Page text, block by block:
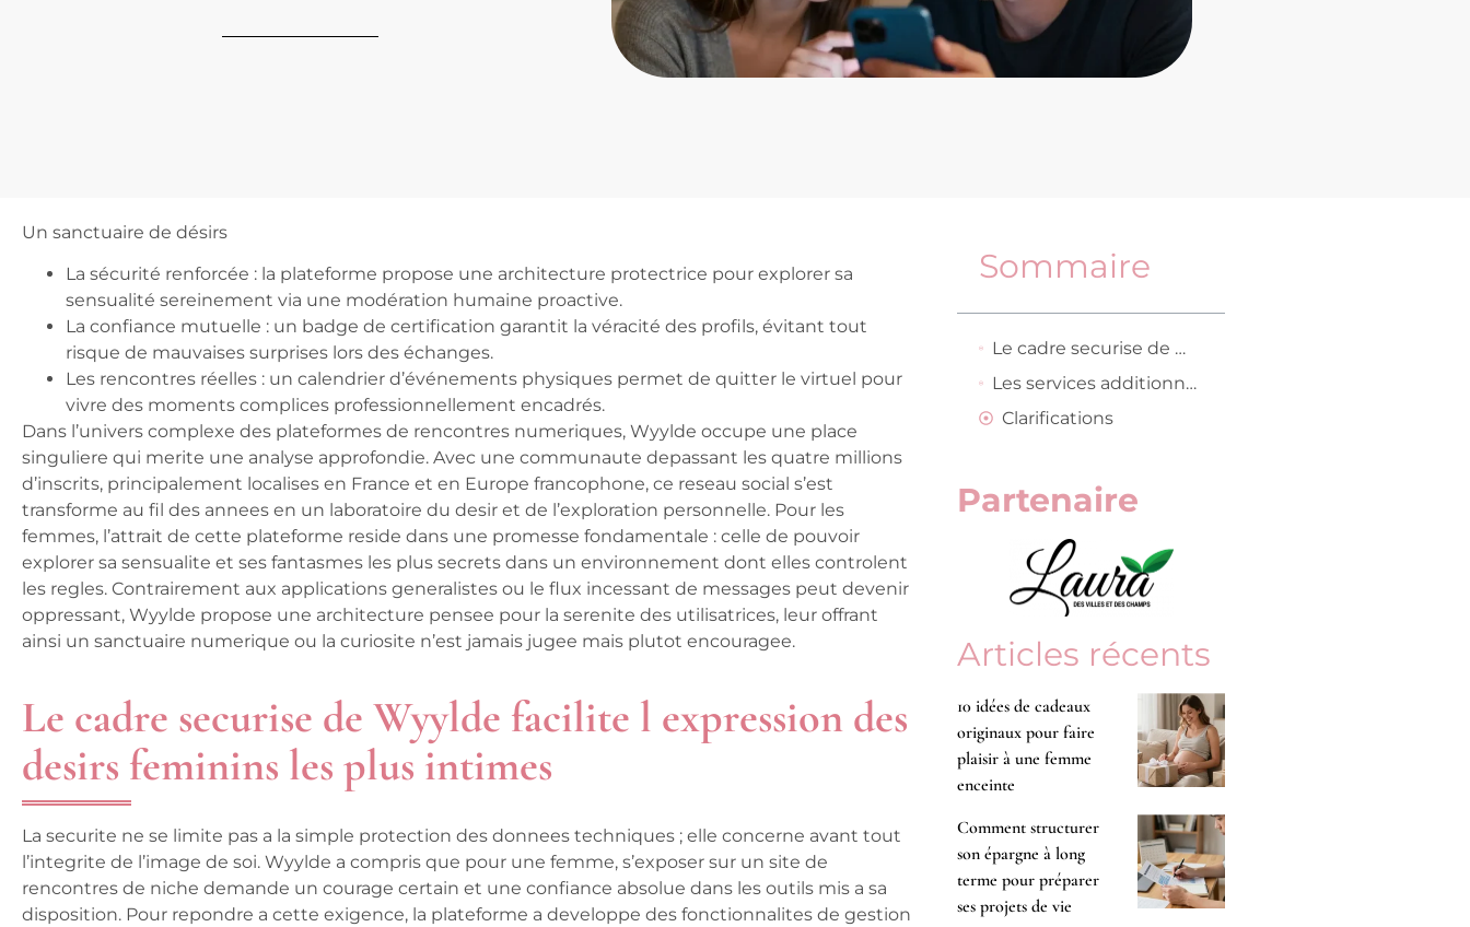
Un sanctuaire de désirs
La sécurité renforcée : la plateforme propose une architecture protectrice pour explorer sa
sensualité sereinement via une modération humaine proactive.
La confiance mutuelle : un badge de certification garantit la véracité des profils, évitant tout
risque de mauvaises surprises lors des échanges.
Les rencontres réelles : un calendrier d’événements physiques permet de quitter le virtuel pour
vivre des moments complices professionnellement encadrés.
Dans l’univers complexe des plateformes de rencontres numeriques, Wyylde occupe une place
singuliere qui merite une analyse approfondie. Avec une communaute depassant les quatre millions
d’inscrits, principalement localises en France et en Europe francophone, ce reseau social s’est
transforme au fil des annees en un laboratoire du desir et de l’exploration personnelle. Pour les
femmes, l’attrait de cette plateforme reside dans une promesse fondamentale : celle de pouvoir
explorer sa sensualite et ses fantasmes les plus secrets dans un environnement dont elles controlent
les regles. Contrairement aux applications generalistes ou le flux incessant de messages peut devenir
oppressant, Wyylde propose une architecture pensee pour la serenite des utilisatrices, leur offrant
ainsi un sanctuaire numerique ou la curiosite n’est jamais jugee mais plutot encouragee.
Le cadre securise de Wyylde facilite l expression des
desirs feminins les plus intimes
La securite ne se limite pas a la simple protection des donnees techniques ; elle concerne avant tout
l’integrite de l’image de soi. Wyylde a compris que pour une femme, s’exposer sur un site de
rencontres de niche demande un courage certain et une confiance absolue dans les outils mis a sa
disposition. Pour repondre a cette exigence, la plateforme a developpe des fonctionnalites de gestion
Sommaire
Le cadre securise de Wyylde facilite l expression des desirs feminins les plus intimes
Les services additionnels enrichissent l experience globale des utilisatrices actives
Clarifications
Partenaire
Articles récents
10 idées de cadeaux
originaux pour faire
plaisir à une femme
enceinte
Comment structurer
son épargne à long
terme pour préparer
ses projets de vie